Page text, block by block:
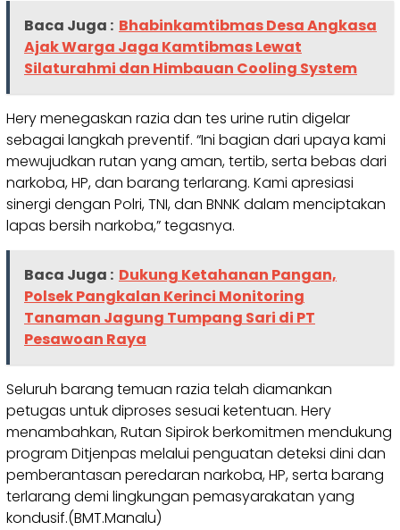
Baca Juga : Bhabinkamtibmas Desa Angkasa
Ajak Warga Jaga Kamtibmas Lewat
Silaturahmi dan Himbauan Cooling System
Hery menegaskan razia dan tes urine rutin digelar
sebagai langkah preventif. “Ini bagian dari upaya kami
mewujudkan rutan yang aman, tertib, serta bebas dari
narkoba, HP, dan barang terlarang. Kami apresiasi
sinergi dengan Polri, TNI, dan BNNK dalam menciptakan
lapas bersih narkoba,” tegasnya.
Baca Juga : Dukung Ketahanan Pangan,
Polsek Pangkalan Kerinci Monitoring
Tanaman Jagung Tumpang Sari di PT
Pesawoan Raya
Seluruh barang temuan razia telah diamankan
petugas untuk diproses sesuai ketentuan. Hery
menambahkan, Rutan Sipirok berkomitmen mendukung
program Ditjenpas melalui penguatan deteksi dini dan
pemberantasan peredaran narkoba, HP, serta barang
terlarang demi lingkungan pemasyarakatan yang
kondusif.(BMT.Manalu)